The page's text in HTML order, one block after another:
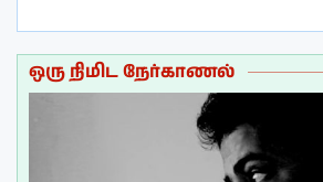
ஒரு நிமிட நேர்காணல்